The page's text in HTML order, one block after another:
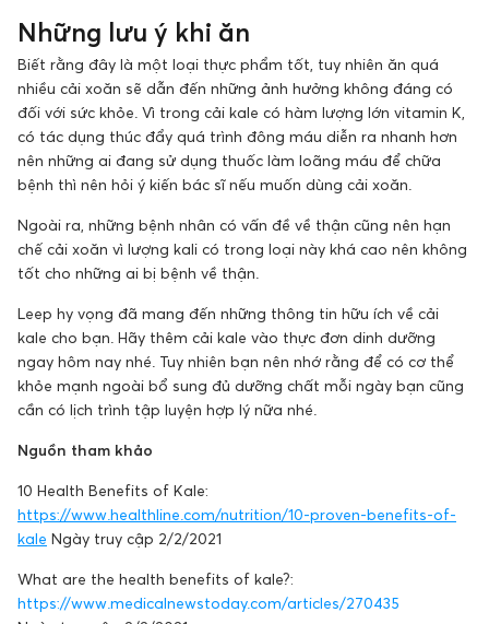
Những lưu ý khi ăn
Biết rằng đây là một loại thực phẩm tốt, tuy nhiên ăn quá
nhiều cải xoăn sẽ dẫn đến những ảnh hưởng không đáng có
đối với sức khỏe. Vì trong cải kale có hàm lượng lớn vitamin K,
có tác dụng thúc đẩy quá trình đông máu diễn ra nhanh hơn
nên những ai đang sử dụng thuốc làm loãng máu để chữa
bệnh thì nên hỏi ý kiến bác sĩ nếu muốn dùng cải xoăn.
Ngoài ra, những bệnh nhân có vấn đề về thận cũng nên hạn
chế cải xoăn vì lượng kali có trong loại này khá cao nên không
tốt cho những ai bị bệnh về thận.
Leep hy vọng đã mang đến những thông tin hữu ích về cải
kale cho bạn. Hãy thêm cải kale vào thực đơn dinh dưỡng
ngay hôm nay nhé. Tuy nhiên bạn nên nhớ rằng để có cơ thể
khỏe mạnh ngoài bổ sung đủ dưỡng chất mỗi ngày bạn cũng
cần có lịch trình tập luyện hợp lý nữa nhé.
Nguồn tham khảo
10 Health Benefits of Kale:
https://www.healthline.com/nutrition/10-proven-benefits-of-
kale Ngày truy cập 2/2/2021
What are the health benefits of kale?:
https://www.medicalnewstoday.com/articles/270435